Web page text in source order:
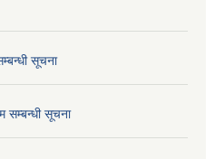
सूचना
सम्बन्धी सूचना